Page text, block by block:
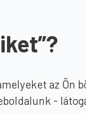
az Ön
-